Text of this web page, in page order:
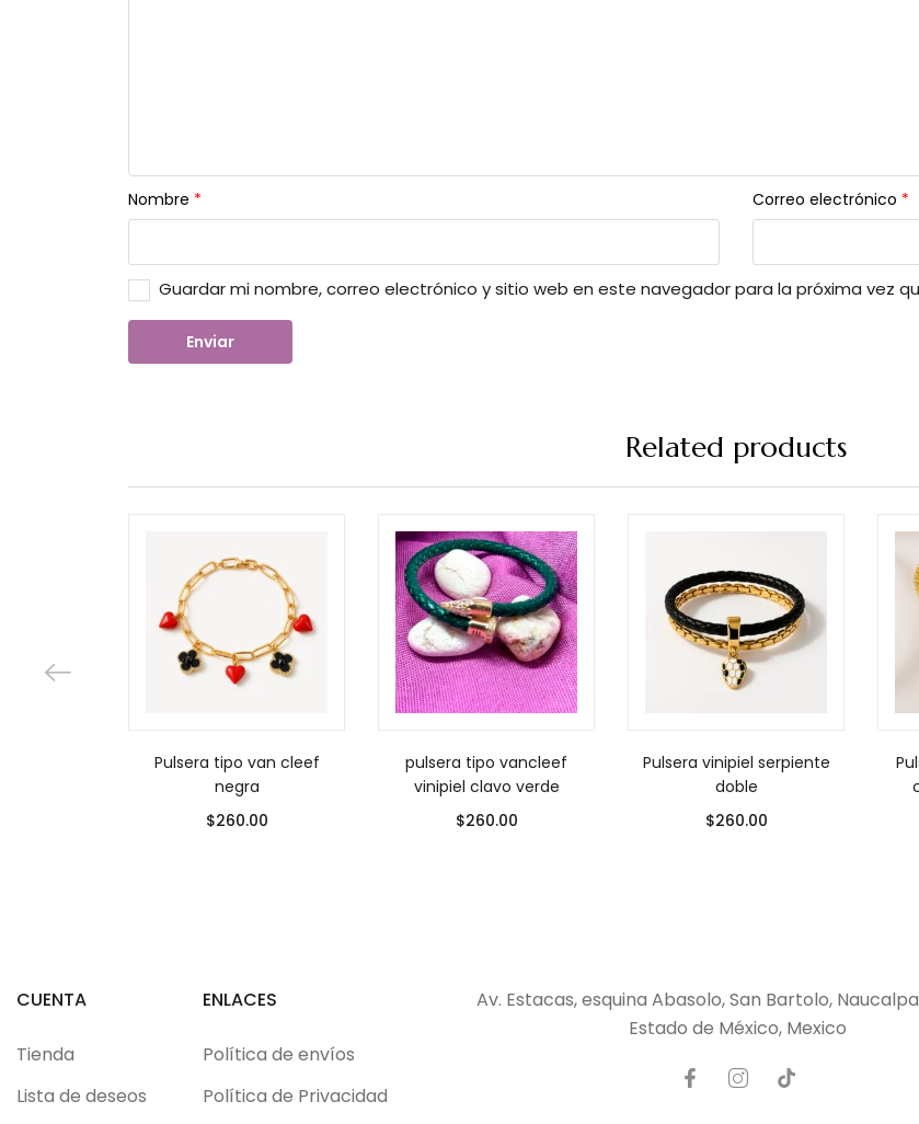
Nombre * Correo electrónico *
Guardar mi nombre, correo electrónico y sitio web en este navegador para la próxima vez
Related products
Pulsera tipo van cleef
negra
$260.00
pulsera tipo vancleef
vinipiel clavo verde
$260.00
Pulsera vinipiel serpiente
doble
$260.00
CUENTA
Tienda
Lista de deseos
ENLACES
Política de envíos
Política de Privacidad
Av. Estacas, esquina Abasolo, San Bartolo,
Estado de México, Mexico